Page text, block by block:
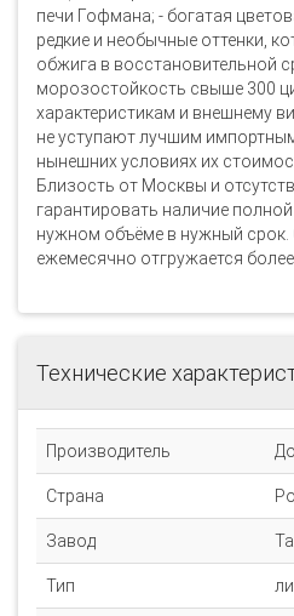
печи Гофмана; - богатая
редкие и необычные оттенки,
обжига в восстановительной
морозостойкость свыше 300
характеристикам и внешнему
не уступают лучшим
нынешних условиях их
Близость от Москвы и
гарантировать наличие
нужном объёме в нужный срок.
ежемесячно отгружается
Технические
Производитель
Страна
Завод
Тип